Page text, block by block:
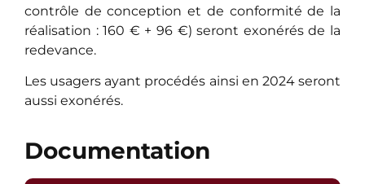
contrôle de conception et de conformité de la
réalisation : 160 € + 96 €) seront exonérés de la
redevance.
Les usagers ayant procédés ainsi en 2024 seront
aussi exonérés.
Documentation